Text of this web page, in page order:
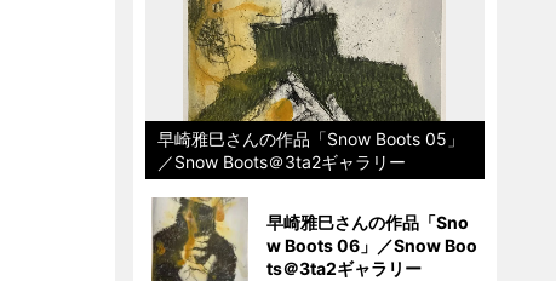
早崎雅巳さんの作品「Snow Boots 05」
／Snow Boots＠3ta2ギャラリー
早崎雅巳さんの作品「Sno
w Boots 06」／Snow Boo
ts＠3ta2ギャラリー